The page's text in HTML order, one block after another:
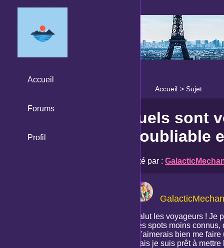
Accueil > Sujet
Accueil
Forums
Profil
Quels sont
inoubliable
Posté par :
Salut les voyageurs ! Je
des spots moins
! J'aimerais bien me
mais je suis prêt à